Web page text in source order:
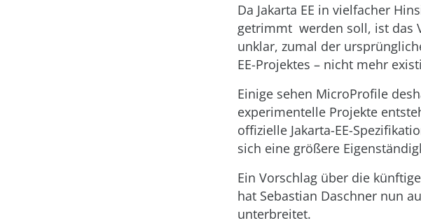
Da Jakarta EE in vielfacher
getrimmt werden soll, ist das
unklar, zumal der
EE-Projektes – nicht mehr
Einige sehen MicroProfile
experimentelle Projekte
offizielle Jakarta-EE-
sich eine größere
Ein Vorschlag über die
hat Sebastian Daschner nun
unterbreitet.